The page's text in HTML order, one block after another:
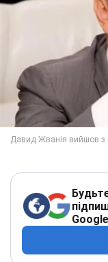
Google